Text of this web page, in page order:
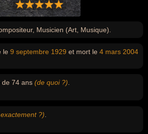
Musicien (Art, Musique).
le 9 septembre 1929 et mort le 4 mars 2004
de 74 ans (de quoi ?)
?)